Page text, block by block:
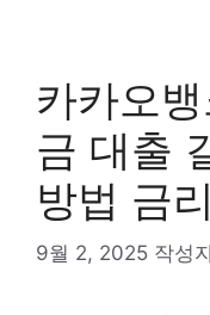
카카오
금 대출
방법 금
9월 2, 2025 작성